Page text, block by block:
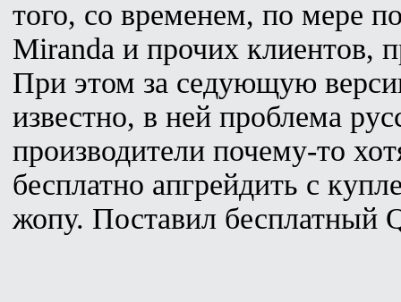
того, со временем, по мере
Miranda и прочих клиентов,
При этом за седующую
известно, в ней проблема
производители почему-то
бесплатно апгрейдить с
жопу. Поставил бесплатный